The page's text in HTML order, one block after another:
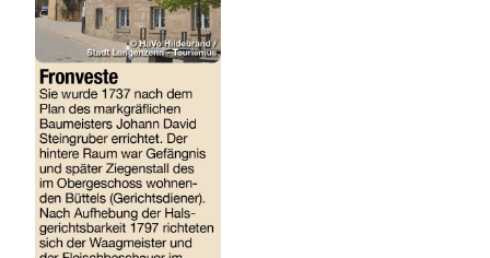
REISEMAGAZINE